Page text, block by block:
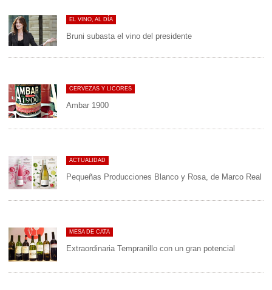
EL VINO, AL DÍA
Bruni subasta el vino del presidente
CERVEZAS Y LICORES
Ambar 1900
ACTUALIDAD
Pequeñas Producciones Blanco y Rosa, de Marco Real
MESA DE CATA
Extraordinaria Tempranillo con un gran potencial